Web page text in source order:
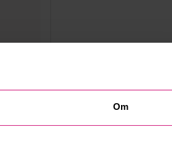
Om